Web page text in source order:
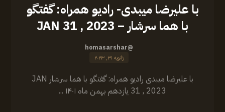
‏‎با علیرضا میبدی- رادیو همراه: گفتگو
با هما سرشار – JAN 31 , 2023
@homasarshar
ژانویه ۳۱, ۲۰۲۳
‏‎با علیرضا میبدی رادیو همراه: گفتگو با هما سرشار JAN
31 , 2023 یازدهم بهمن ماه ۱۴۰۱ ...